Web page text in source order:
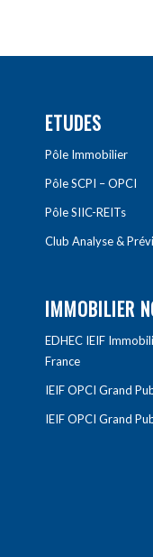
ETUDES
Pôle Immobilier
Pôle SCPI – OPCI
Pôle SIIC-REITs
Club Analyse &
IMMOBILIER
EDHEC IEIF
France
IEIF OPCI Grand
IEIF OPCI Grand